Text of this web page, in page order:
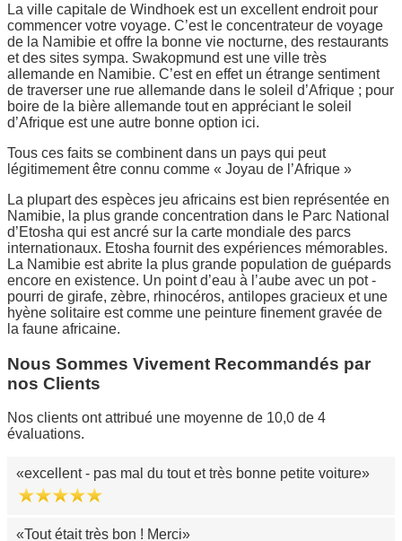
La ville capitale de Windhoek est un excellent endroit pour
commencer votre voyage. C’est le concentrateur de voyage
de la Namibie et offre la bonne vie nocturne, des restaurants
et des sites sympa. Swakopmund est une ville très
allemande en Namibie. C’est en effet un étrange sentiment
de traverser une rue allemande dans le soleil d’Afrique ; pour
boire de la bière allemande tout en appréciant le soleil
d’Afrique est une autre bonne option ici.
Tous ces faits se combinent dans un pays qui peut
légitimement être connu comme « Joyau de l’Afrique »
La plupart des espèces jeu africains est bien représentée en
Namibie, la plus grande concentration dans le Parc National
d’Etosha qui est ancré sur la carte mondiale des parcs
internationaux. Etosha fournit des expériences mémorables.
La Namibie est abrite la plus grande population de guépards
encore en existence. Un point d’eau à l’aube avec un pot -
pourri de girafe, zèbre, rhinocéros, antilopes gracieux et une
hyène solitaire est comme une peinture finement gravée de
la faune africaine.
Nous Sommes Vivement Recommandés par
nos Clients
Nos clients ont attribué une moyenne de 10,0 de 4
évaluations.
excellent - pas mal du tout et très bonne petite voiture
Tout était très bon ! Merci